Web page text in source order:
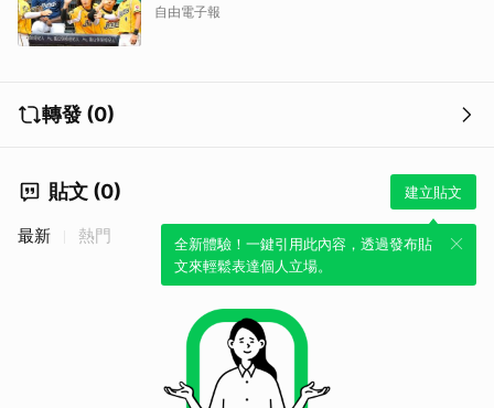
自由電子報
轉發 (0)
貼文 (0) 建立貼文
全新體驗！一鍵引用此內容，透過發布貼
文來輕鬆表達個人立場。
最新 熱門